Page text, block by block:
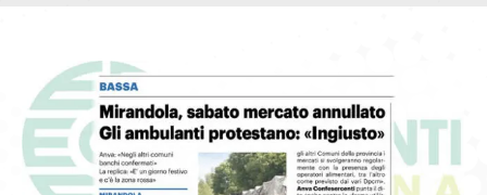
CATEGORIE SINDACALI
SERVIZI
GIOVEDÌ GASTRONOMICI